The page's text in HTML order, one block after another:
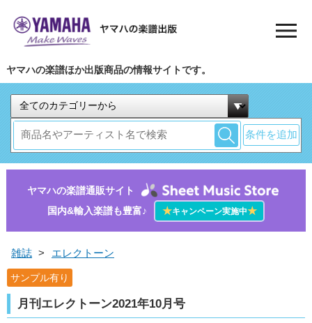
ヤマハの楽譜ほか出版商品の情報サイトです。
条件を追加
ヤマハの楽譜通販サイト
国内&輸入楽譜も豊富♪
★キャンペーン実施中★
雑誌 > エレクトーン
サンプル有り
月刊エレクトーン2021年10月号